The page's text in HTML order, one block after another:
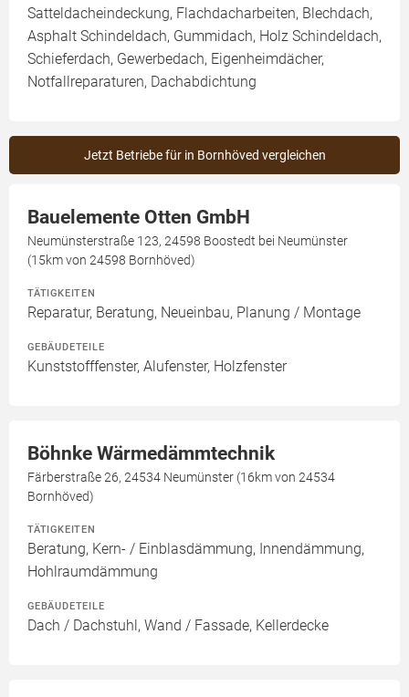
Satteldacheindeckung, Flachdacharbeiten, Blechdach,
Asphalt Schindeldach, Gummidach, Holz Schindeldach,
Schieferdach, Gewerbedach, Eigenheimdächer,
Notfallreparaturen, Dachabdichtung
Jetzt Betriebe für in Bornhöved vergleichen
Bauelemente Otten GmbH
Neumünsterstraße 123, 24598 Boostedt bei Neumünster
(15km von 24598 Bornhöved)
TÄTIGKEITEN
Reparatur, Beratung, Neueinbau, Planung / Montage
GEBÄUDETEILE
Kunststofffenster, Alufenster, Holzfenster
Böhnke Wärmedämmtechnik
Färberstraße 26, 24534 Neumünster (16km von 24534
Bornhöved)
TÄTIGKEITEN
Beratung, Kern- / Einblasdämmung, Innendämmung,
Hohlraumdämmung
GEBÄUDETEILE
Dach / Dachstuhl, Wand / Fassade, Kellerdecke